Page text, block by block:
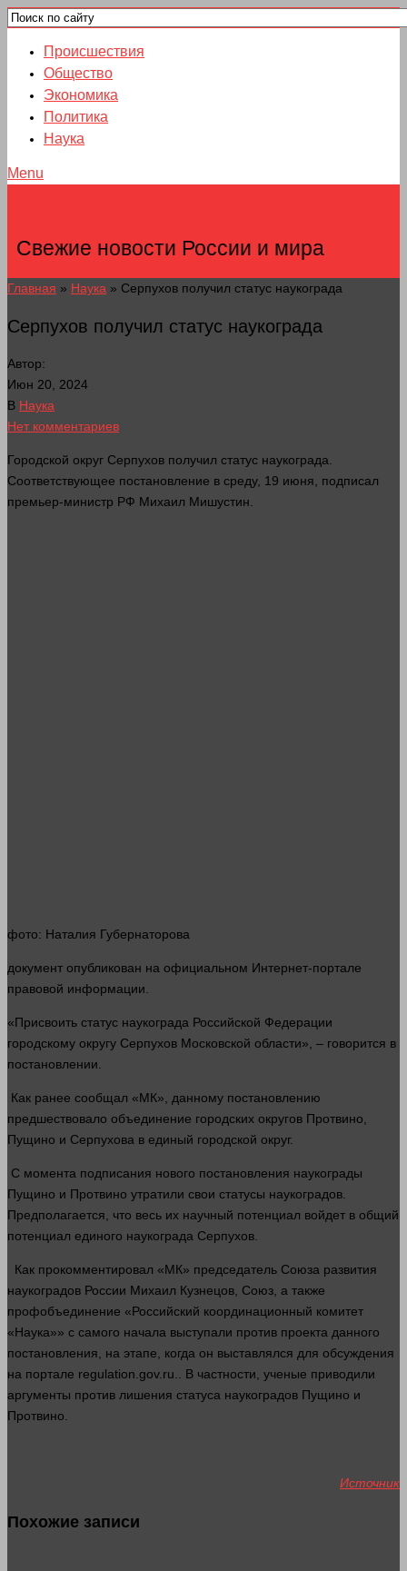
Происшествия
Общество
Экономика
Политика
Наука
Menu
Свежие новости России и мира
Главная » Наука » Серпухов получил статус наукограда
Серпухов получил статус наукограда
Автор:
Июн 20, 2024
В Наука
Нет комментариев
Городской округ Серпухов получил статус наукограда.
Соответствующее постановление в среду, 19 июня, подписал
премьер-министр РФ Михаил Мишустин.
фото: Наталия Губернаторова
документ опубликован на официальном Интернет-портале
правовой информации
«Присвоить статус наукограда Российской Федерации
городскому округу Серпухов Московской области», – говорится в
постановлении.
Как ранее сообщал «МК», данному постановлению
предшествовало объединение городских округов Протвино,
Пущино и Серпухова в единый городской округ.
С момента подписания нового постановления наукограды
Пущино и Протвино утратили свои статусы наукоградов.
Предполагается, что весь их научный потенциал войдет в общий
потенциал единого наукограда Серпухов.
Как прокомментировал «МК» председатель Союза развития
наукоградов России Михаил Кузнецов, Союз, а также
профобъединение «Российский координационный комитет
«Наука»» с самого начала выступали против проекта данного
постановления, на этапе, когда он выставлялся для обсуждения
на портале regulation.gov.ru.. В частности, ученые приводили
аргументы против лишения статуса наукоградов Пущино и
Протвино.
Источник
Похожие записи